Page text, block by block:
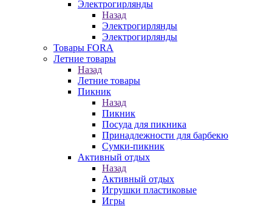
Электрогирлянды
Назад
Электрогирлянды
Электрогирлянды
Товары FORA
Летние товары
Назад
Летние товары
Пикник
Назад
Пикник
Посуда для пикника
Принадлежности для барбекю
Сумки-пикник
Активный отдых
Назад
Активный отдых
Игрушки пластиковые
Игры